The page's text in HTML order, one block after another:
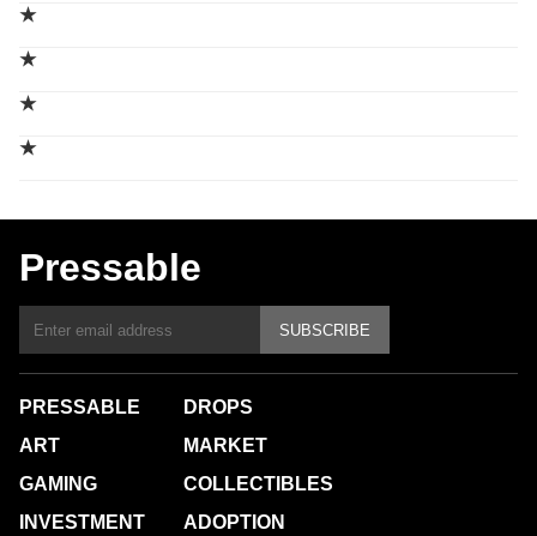
★
★
★
★
Pressable
SUBSCRIBE
PRESSABLE
ART
GAMING
INVESTMENT
DROPS
MARKET
COLLECTIBLES
ADOPTION